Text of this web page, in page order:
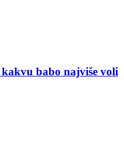
babo najviše voli